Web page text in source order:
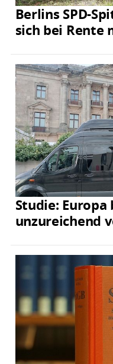
Berlins SPD-
sich bei Rente
Studie:
unzureichend